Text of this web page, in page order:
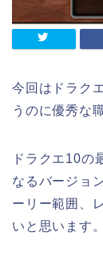
今回はドラク
うのに優秀な
ドラクエ10の
なるバージョ
ーリー範囲、
いと思います。